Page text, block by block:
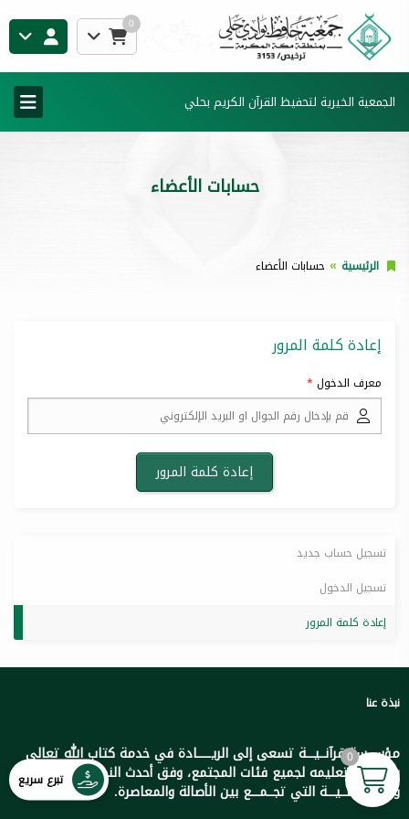
0
الجمعية الخيرية لتحفيظ القرآن الكريم بحلي
حسابات الأعضاء
الرئيسية حسابات الأعضاء
إعادة كلمة المرور
معرف الدخول
تسجيل حساب جديد
تسجيل الدخول
إعادة كلمة المرور
نبذة عنا
مؤســسة قرآنــيـــة تسعى إلى الريـــــادة في خدمة كتاب الله تعالى
ورعايته وتعليمه لجميع فئات المجتمع، وفق أحدث النظريات الإدارية
والتعلـيــمــيـــة التي تجــمـــع بين الأصالة والمعاصرة.
تبرع سريع
0